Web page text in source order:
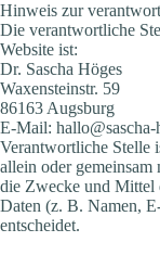
Hinweis zur
Die verantwortliche
Website ist:
Dr. Sascha Höges
Waxensteinstr. 59
86163 Augsburg
E-Mail: hallo@sascha-
Verantwortliche Stelle
allein oder gemeinsam
die Zwecke und Mittel
Daten (z. B. Namen,
entscheidet.